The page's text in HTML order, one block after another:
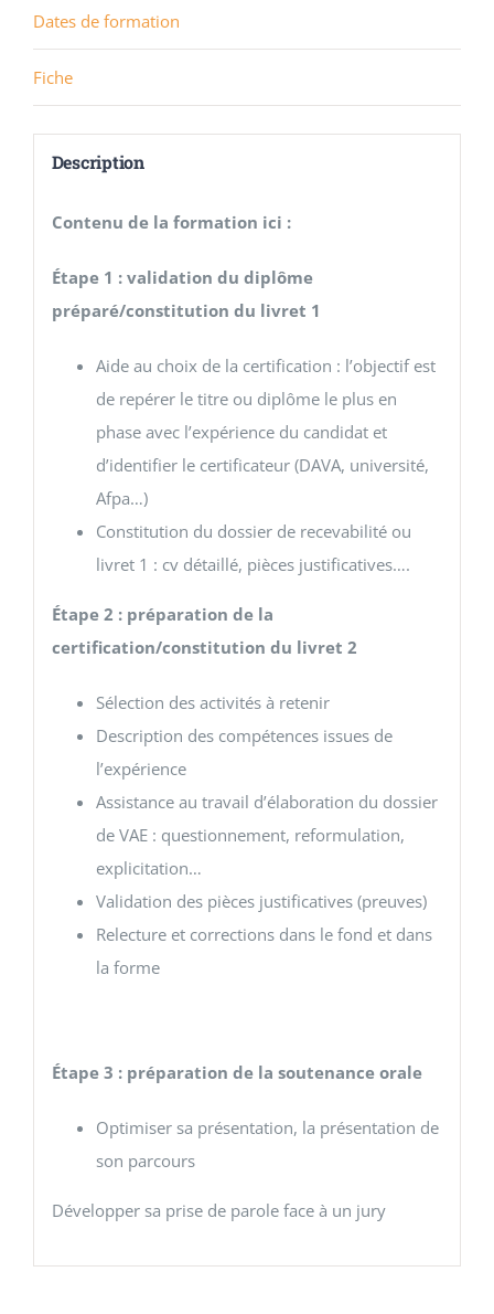
Dates de formation
Fiche
Description
Contenu de la formation ici :
Étape 1 : validation du diplôme
préparé/constitution du livret 1
Aide au choix de la certification : l’objectif est
de repérer le titre ou diplôme le plus en
phase avec l’expérience du candidat et
d’identifier le certificateur (DAVA, université,
Afpa…)
Constitution du dossier de recevabilité ou
livret 1 : cv détaillé, pièces justificatives….
Étape 2 : préparation de la
certification/constitution du livret 2
Sélection des activités à retenir
Description des compétences issues de
l’expérience
Assistance au travail d’élaboration du dossier
de VAE : questionnement, reformulation,
explicitation…
Validation des pièces justificatives (preuves)
Relecture et corrections dans le fond et dans
la forme
Étape 3 : préparation de la soutenance orale
Optimiser sa présentation, la présentation de
son parcours
Développer sa prise de parole face à un jury